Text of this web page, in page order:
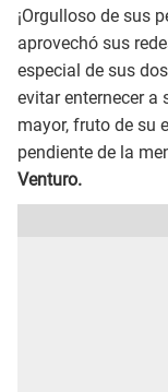
¡Orgulloso de sus
aprovechó sus
especial de sus
evitar enternecer a
mayor, fruto de su
pendiente de la
Venturo.